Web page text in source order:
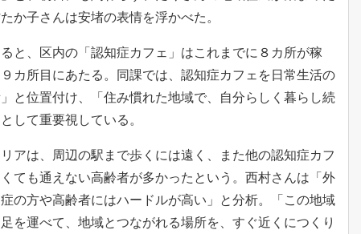
か子さんは安堵の表情を浮かべた。
と、区内の「認知症カフェ」はこれまでに８カ所が稼
カ所目にあたる。同課では、認知症カフェを日常生活の
と位置付け、「住み慣れた地域で、自分らしく暮らし続
して重要視している。
アは、周辺の駅まで歩くには遠く、また他の認知症カフ
ても通えない高齢者が多かったという。西村さんは「外
の方や高齢者にはハードルが高い」と分析。「この地域
を運べて、地域とつながれる場所を、すぐ近くにつくり